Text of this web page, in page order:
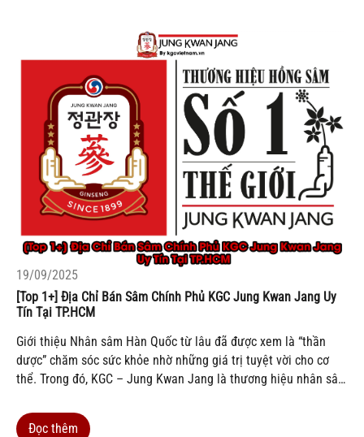
19/09/2025
[Top 1+] Địa Chỉ Bán Sâm Chính Phủ KGC Jung Kwan Jang Uy
Tín Tại TP.HCM
Giới thiệu Nhân sâm Hàn Quốc từ lâu đã được xem là “thần
dược” chăm sóc sức khỏe nhờ những giá trị tuyệt vời cho cơ
thể. Trong đó, KGC – Jung Kwan Jang là thương hiệu nhân sâm
Quốc...
Đọc thêm